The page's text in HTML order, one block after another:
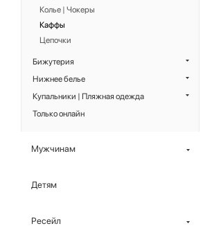
Колье | Чокеры
Каффы
Цепочки
Бижутерия
Нижнее белье
Купальники | Пляжная одежда
Только онлайн
Мужчинам
Детям
Ресейл